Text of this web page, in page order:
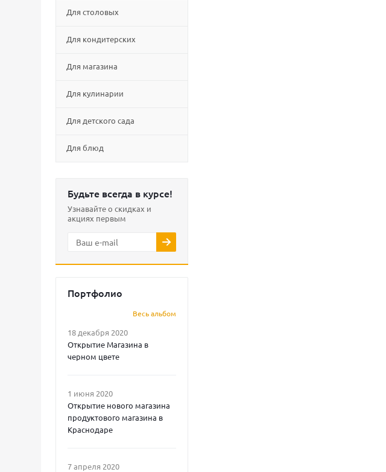
Для столовых
Для кондитерских
Для магазина
Для кулинарии
Для детского сада
Для блюд
Будьте всегда в курсе!
Узнавайте о скидках и
акциях первым
Портфолио
Весь альбом
18 декабря 2020
Открытие Магазина в
черном цвете
1 июня 2020
Открытие нового магазина
продуктового магазина в
Краснодаре
7 апреля 2020